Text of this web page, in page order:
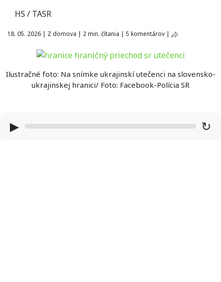
HS / TASR
18. 05. 2026 | Z domova | 2 min. čítania | 5 komentárov |
Ilustračné foto: Na snímke ukrajinskí utečenci na slovensko-
ukrajinskej hranici/ Foto: Facebook-Polícia SR
▶ ↻